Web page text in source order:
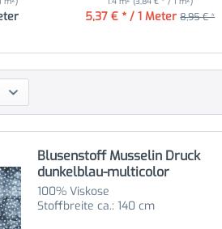
5,37 € * / 1 Meter 8,95 € *
Blusenstoff Musselin Druck
dunkelblau-multicolor
100% Viskose
Stoffbreite ca.: 140 cm